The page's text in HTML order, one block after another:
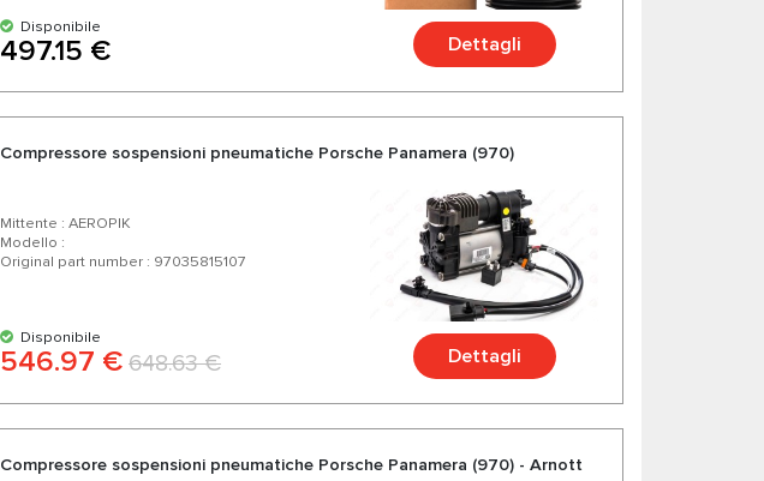
Disponibile
497.15 € Dettagli
Compressore sospensioni pneumatiche Porsche Panamera (970)
Mittente : AEROPIK
Modello :
Original part number : 97035815107
Disponibile
546.97 € 648.63 € Dettagli
Compressore sospensioni pneumatiche Porsche Panamera (970) - Arnott